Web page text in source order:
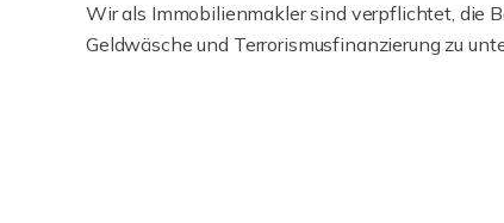
Wir als Immobilienmakler sind verpflichtet, die
Geldwäsche und Terrorismusfinanzierung zu